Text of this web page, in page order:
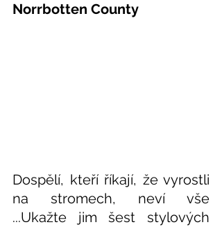
Norrbotten County
Dospělí, kteří říkají, že vyrostli
na stromech, neví vše
...Ukažte jim šest stylových